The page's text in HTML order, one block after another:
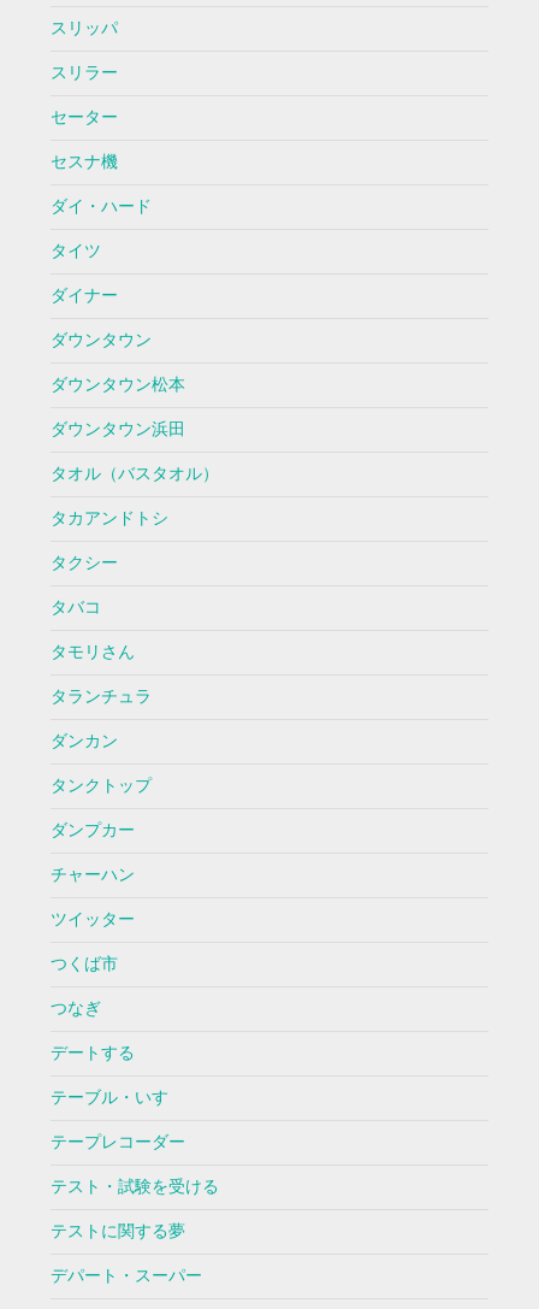
スリッパ
スリラー
セーター
セスナ機
ダイ・ハード
タイツ
ダイナー
ダウンタウン
ダウンタウン松本
ダウンタウン浜田
タオル（バスタオル）
タカアンドトシ
タクシー
タバコ
タモリさん
タランチュラ
ダンカン
タンクトップ
ダンプカー
チャーハン
ツイッター
つくば市
つなぎ
デートする
テーブル・いす
テープレコーダー
テスト・試験を受ける
テストに関する夢
デパート・スーパー